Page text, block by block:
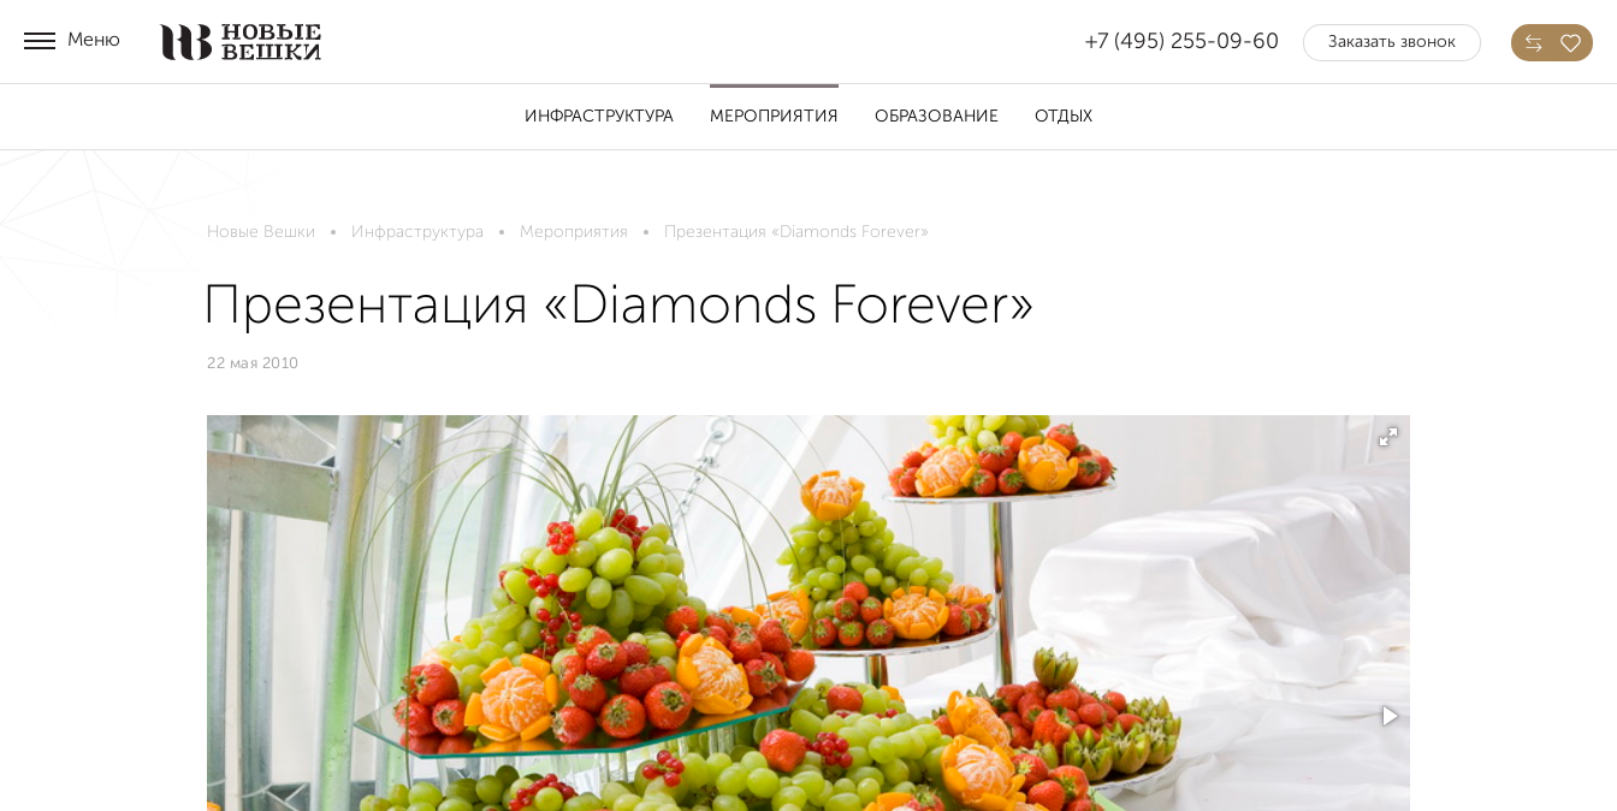
Меню +7 (495) 255-09-60 Заказать звонок
ИНФРАСТРУКТУРА МЕРОПРИЯТИЯ ОБРАЗОВАНИЕ ОТДЫХ
Новые Вешки Инфраструктура Мероприятия Презентация «Diamonds Forever»
Презентация «Diamonds Forever»
22 мая 2010